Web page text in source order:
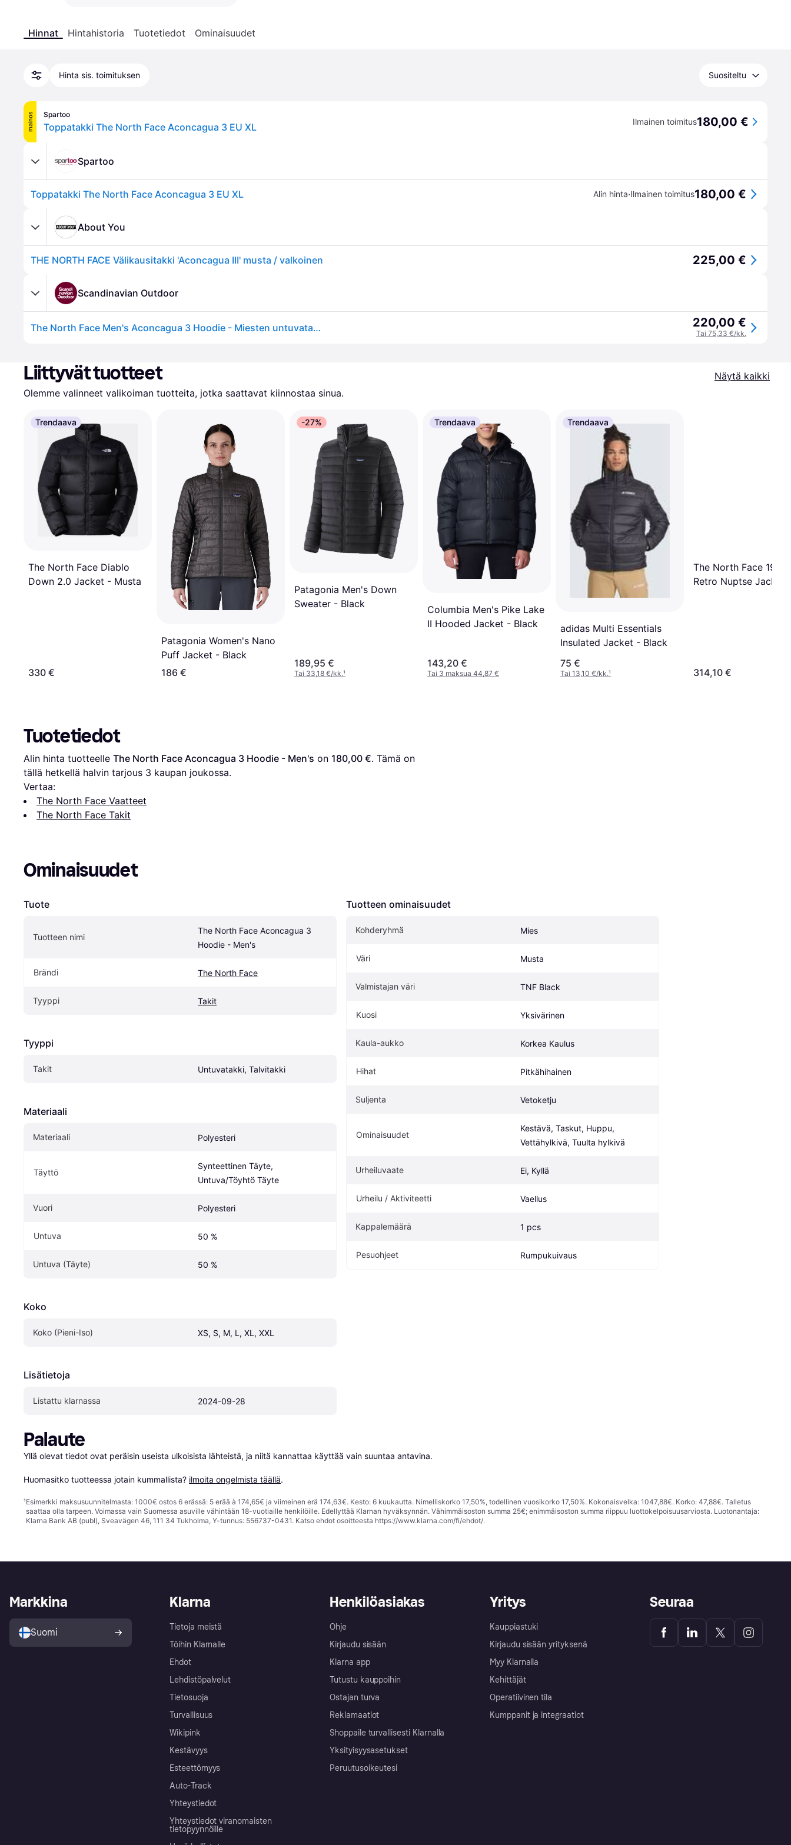
Hinnat Hintahistoria Tuotetiedot Ominaisuudet
Hinta sis. toimituksen Suositeltu
mainos Spartoo
Toppatakki The North Face Aconcagua 3 EU XL Ilmainen toimitus180,00 €
Spartoo
Toppatakki The North Face Aconcagua 3 EU XL Alin hinta·Ilmainen toimitus180,00 €
About You
THE NORTH FACE Välikausitakki 'Aconcagua III' musta / valkoinen 225,00 €
Scandinavian Outdoor
The North Face Men's Aconcagua 3 Hoodie - Miesten untuvatakki talvitakki 220,00 €
Tai 75,33 €/kk.
Liittyvät tuotteet
Näytä kaikki
Olemme valinneet valikoiman tuotteita, jotka saattavat kiinnostaa sinua.
Trendaava
The North Face Diablo
Down 2.0 Jacket - Musta
330 €
Patagonia Women's Nano
Puff Jacket - Black
186 €
-27%
Patagonia Men's Down
Sweater - Black
189,95 €
Tai 33,18 €/kk.¹
Trendaava
Columbia Men's Pike Lake
II Hooded Jacket - Black
143,20 €
Tai 3 maksua 44,87 €
Trendaava
adidas Multi Essentials
Insulated Jacket - Black
75 €
Tai 13,10 €/kk.¹
The North Face 1996
Retro Nuptse Jacket
314,10 €
Tuotetiedot
Alin hinta tuotteelle The North Face Aconcagua 3 Hoodie - Men's on 180,00 €. Tämä on
tällä hetkellä halvin tarjous 3 kaupan joukossa.
Vertaa:
The North Face Vaatteet
The North Face Takit
Ominaisuudet
Tuote
Tuotteen nimi
The North Face Aconcagua 3
Hoodie - Men's
Brändi The North Face
Tyyppi Takit
Tyyppi
Takit Untuvatakki, Talvitakki
Materiaali
Materiaali Polyesteri
Täyttö
Synteettinen Täyte,
Untuva/Töyhtö Täyte
Vuori Polyesteri
Untuva 50 %
Untuva (Täyte) 50 %
Koko
Koko (Pieni-Iso) XS, S, M, L, XL, XXL
Lisätietoja
Listattu klarnassa 2024-09-28
Tuotteen ominaisuudet
Kohderyhmä Mies
Väri Musta
Valmistajan väri TNF Black
Kuosi Yksivärinen
Kaula-aukko Korkea Kaulus
Hihat Pitkähihainen
Suljenta Vetoketju
Ominaisuudet
Kestävä, Taskut, Huppu,
Vettähylkivä, Tuulta hylkivä
Urheiluvaate Ei, Kyllä
Urheilu / Aktiviteetti Vaellus
Kappalemäärä 1 pcs
Pesuohjeet Rumpukuivaus
Palaute
Yllä olevat tiedot ovat peräisin useista ulkoisista lähteistä, ja niitä kannattaa käyttää vain suuntaa antavina.
Huomasitko tuotteessa jotain kummallista? ilmoita ongelmista täällä.
¹Esimerkki maksusuunnitelmasta: 1000€ ostos 6 erässä: 5 erää à 174,65€ ja viimeinen erä 174,63€. Kesto: 6 kuukautta. Nimelliskorko 17,50%, todellinen vuosikorko 17,50%. Kokonaisvelka: 1047,88€. Korko: 47,88€. Talletus
saattaa olla tarpeen. Voimassa vain Suomessa asuville vähintään 18-vuotiaille henkilöille. Edellyttää Klarnan hyväksynnän. Vähimmäisoston summa 25€; enimmäisoston summa riippuu luottokelpoisuusarviosta. Luotonantaja:
Klarna Bank AB (publ), Sveavägen 46, 111 34 Tukholma, Y-tunnus: 556737-0431. Katso ehdot osoitteesta https://www.klarna.com/fi/ehdot/.
Klarna
Tietoja meistä
Töihin Klarnalle
Ehdot
Lehdistöpalvelut
Tietosuoja
Turvallisuus
Wikipink
Kestävyys
Esteettömyys
Auto-Track
Yhteystiedot
Yhteystiedot viranomaisten
tietopyynnöille
Henkilöasiakas
Ohje
Kirjaudu sisään
Klarna app
Tutustu kauppoihin
Ostajan turva
Reklamaatiot
Shoppaile turvallisesti Klarnalla
Yksityisyysasetukset
Peruutusoikeutesi
Yritys
Kauppiastuki
Kirjaudu sisään yrityksenä
Myy Klarnalla
Kehittäjät
Operatiivinen tila
Kumppanit ja integraatiot
Markkina
Suomi
Seuraa